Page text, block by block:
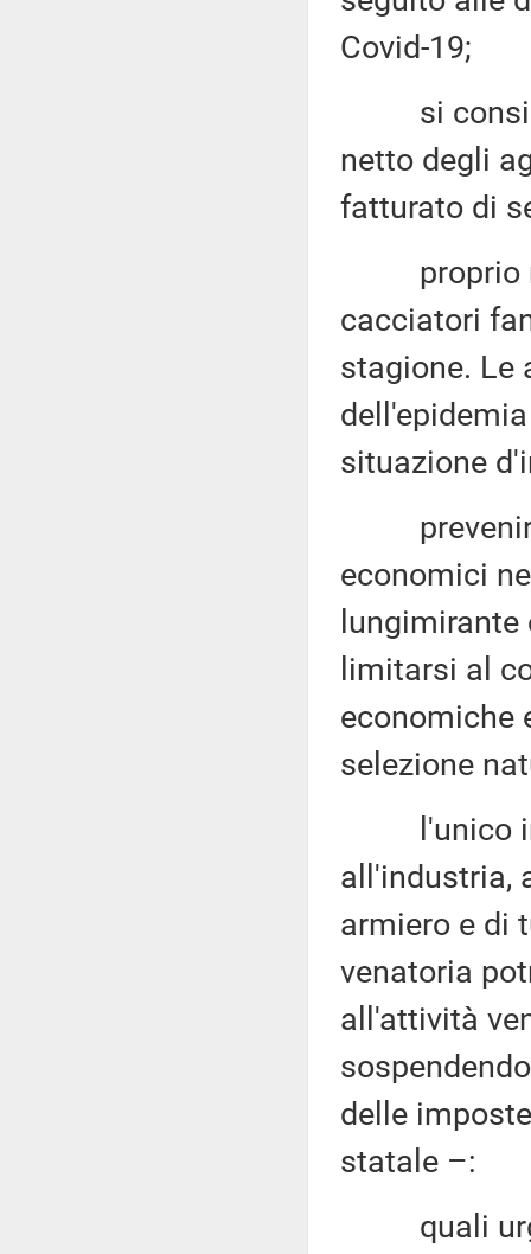
Covid-19;
si
netto degli
fatturato di
proprio
cacciatori
stagione. Le
situazione
prevenire
economici
lungimirante
limitarsi al
economiche
selezione
l'unico
all'industria,
armiero e di
venatoria
all'attività
delle
statale –:
quali